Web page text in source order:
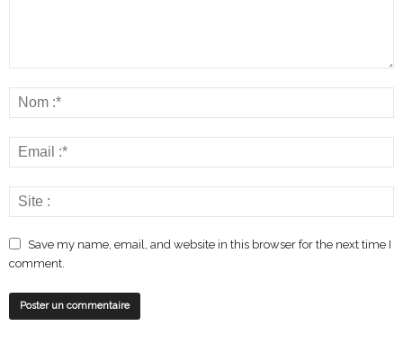
Save my name, email, and website in this browser for the next time I
comment.